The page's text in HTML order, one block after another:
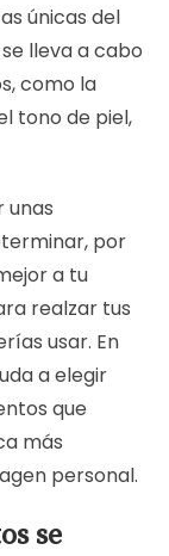
únicas del
lleva a cabo
como la
tono de piel,
unas
por
a tu
realzar tus
usar. En
a elegir
que
más
personal.
se